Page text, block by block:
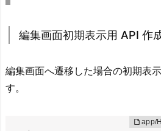
編集画面初期表示用 API 作
編集画面へ遷移した場合の初期表
す。